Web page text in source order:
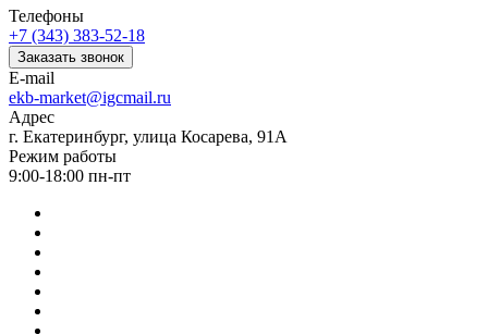
Телефоны
+7 (343) 383-52-18
Заказать звонок
E-mail
ekb-market@igcmail.ru
Адрес
г. Екатеринбург, улица Косарева, 91А
Режим работы
9:00-18:00 пн-пт